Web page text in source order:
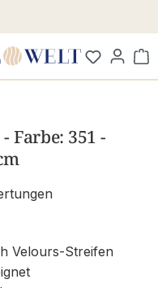
Farbe: 351 -
Velours-Streifen